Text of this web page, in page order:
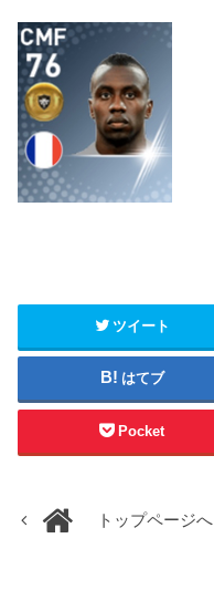
ツイート
はてブ
Pocket
トップページへ